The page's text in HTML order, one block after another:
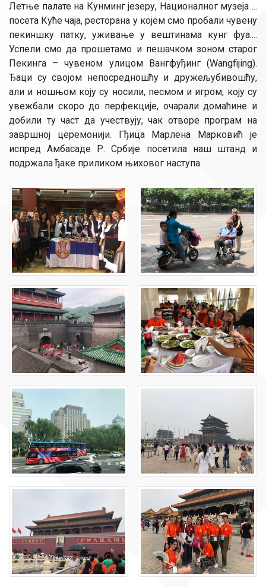
Летње палате на Кунминг језеру, Националног музеја ...
посета Куће чаја, ресторана у којем смо пробали чувену
пекиншку патку, уживање у вештинама кунг фуа....
Успели смо да прошетамо и пешачком зоном старог
Пекинга – чувеном улицом Вангфуђинг (Wangfijing).
Ђаци су својом непосредношћу и дружељубивошћу,
али и ношњом коју су носили, песмом и игром, коју су
увежбали скоро до перфекције, очарали домаћине и
добили ту част да учествују, чак отворе програм на
завршној церемонији. Гђица Марлена Марковић је
испред Амбасаде Р. Србије посетила наш штанд и
подржала ђаке приликом њиховог наступа.